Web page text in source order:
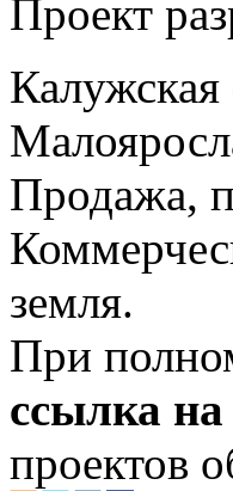
Проект
Продажа,
земля.
При
ссылка
проектов